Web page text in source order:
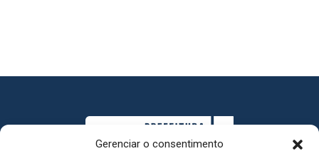
Gerenciar o consentimento